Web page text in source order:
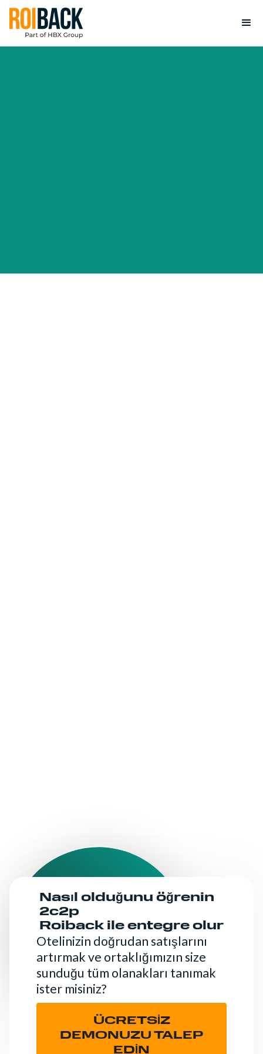
Nasıl olduğunu öğrenin
2c2p
Roiback ile entegre olur
Otelinizin doğrudan satışlarını
artırmak ve ortaklığımızın size
sunduğu tüm olanakları tanımak
ister misiniz?
ÜCRETSİZ
DEMONUZU TALEP
EDİN